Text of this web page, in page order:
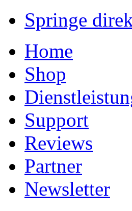
Springe
Home
Shop
Support
Reviews
Partner
Newsletter